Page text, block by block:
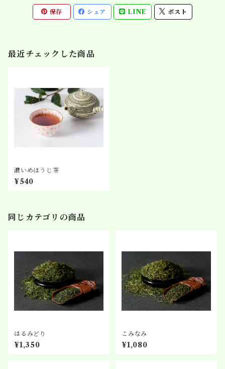
保存 シェア LINE ポスト
最近チェックした商品
濃いめほうじ茶
¥540
同じカテゴリの商品
はるみどり
¥1,350
こみなみ
¥1,080